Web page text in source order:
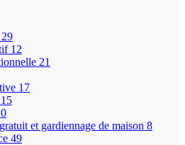
29
12
21
17
15
et gardiennage de maison 8
49